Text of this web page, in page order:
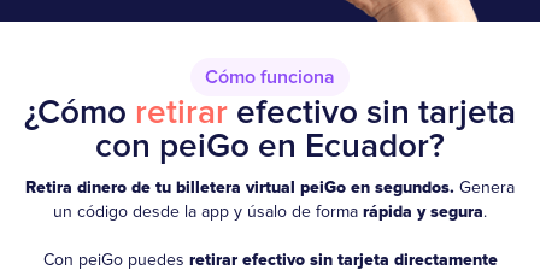
Cómo funciona
¿Cómo retirar efectivo sin tarjeta
con peiGo en Ecuador?
Retira dinero de tu billetera virtual peiGo en segundos. Genera
un código desde la app y úsalo de forma rápida y segura.
Con peiGo puedes retirar efectivo sin tarjeta directamente